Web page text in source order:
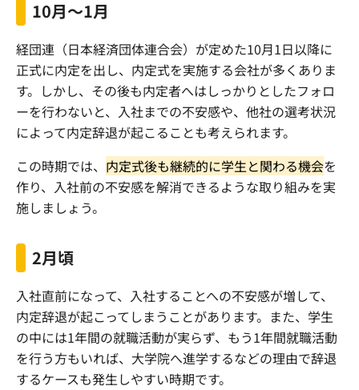
10月〜1月
経団連（日本経済団体連合会）が定めた10月1日以降に
正式に内定を出し、内定式を実施する会社が多くありま
す。しかし、その後も内定者へはしっかりとしたフォロ
ーを行わないと、入社までの不安感や、他社の選考状況
によって内定辞退が起こることも考えられます。
この時期では、 内定式後も継続的に学生と関わる機会を
作り、入社前の不安感を解消できるような取り組みを実
施しましょう。
2月頃
入社直前になって、入社することへの不安感が増して、
内定辞退が起こってしまうことがあります。また、学生
の中には1年間の就職活動が実らず、もう1年間就職活動
を行う方もいれば、大学院へ進学するなどの理由で辞退
するケースも発生しやすい時期です。